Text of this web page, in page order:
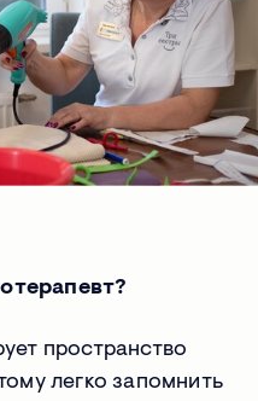
пространство
легко запомнить